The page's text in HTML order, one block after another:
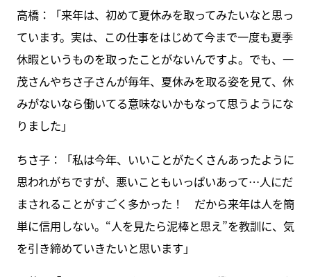
高橋：「来年は、初めて夏休みを取ってみたいなと思っ
ています。実は、この仕事をはじめて今まで一度も夏季
休暇というものを取ったことがないんですよ。でも、一
茂さんやちさ子さんが毎年、夏休みを取る姿を見て、休
みがないなら働いてる意味ないかもなって思うようにな
りました」
ちさ子：「私は今年、いいことがたくさんあったように
思われがちですが、悪いこともいっぱいあって…人にだ
まされることがすごく多かった！ だから来年は人を簡
単に信用しない。“人を見たら泥棒と思え”を教訓に、気
を引き締めていきたいと思います」